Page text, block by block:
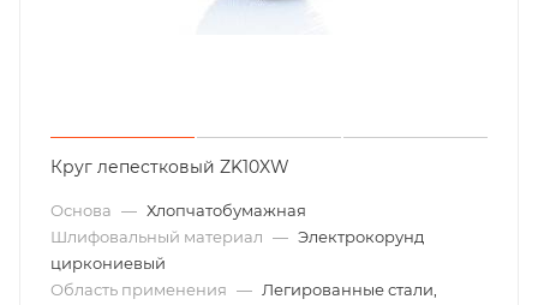
Круг лепестковый ZK10XW
Основа — Хлопчатобумажная
Шлифовальный материал — Электрокорунд
циркониевый
Область применения — Легированные стали,